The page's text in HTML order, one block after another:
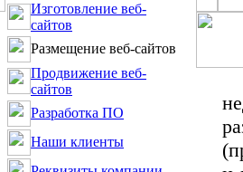
Изготовление веб-
сайтов
Размещение веб-сайтов
Продвижение веб-
сайтов
Разработка ПО
Наши клиенты